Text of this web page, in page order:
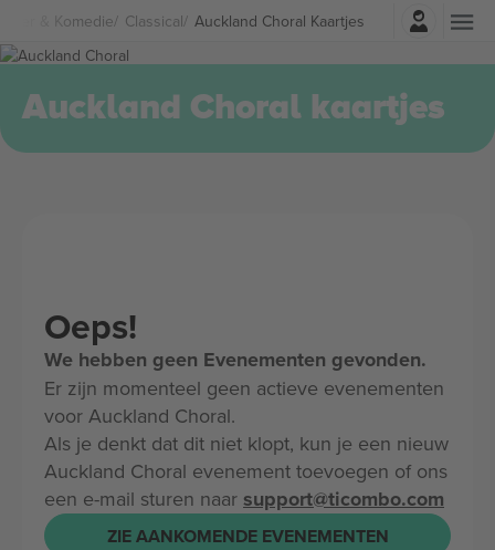
& Komedie Classical Auckland Choral Kaartjes
Log in
Auckland Choral kaartjes
Oeps!
We hebben geen Evenementen gevonden.
Er zijn momenteel geen actieve evenementen
voor Auckland Choral.
Als je denkt dat dit niet klopt, kun je een nieuw
Auckland Choral evenement toevoegen of ons
een e-mail sturen naar support@ticombo.com
ZIE AANKOMENDE EVENEMENTEN